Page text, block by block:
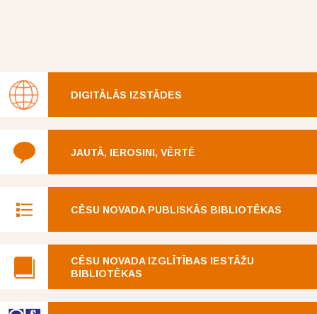
DIGITĀLĀS IZSTĀDES
JAUTĀ, IEROSINI, VĒRTĒ
CĒSU NOVADA PUBLISKĀS BIBLIOTĒKAS
CĒSU NOVADA IZGLĪTĪBAS IESTĀŽU
BIBLIOTĒKAS